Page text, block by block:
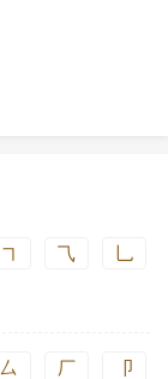
㇕ ⺄ 乚
厶 厂 卩